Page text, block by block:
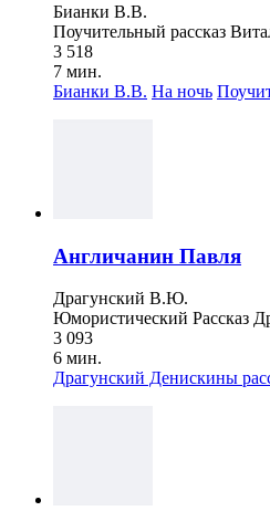
Бианки В.В.
Поучительный рассказ
3 518
7 мин.
Бианки В.В. На ночь
Англичанин Павля
Драгунский В.Ю.
Юмористический Рассказ
3 093
6 мин.
Драгунский Денискины